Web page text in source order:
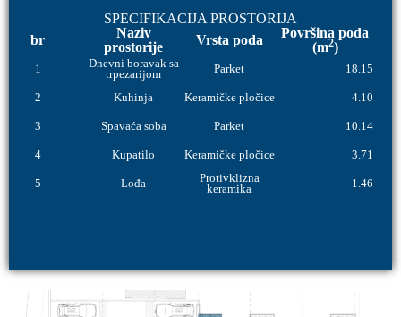
SPECIFIKACIJA PROSTORIJA
br
Naziv
prostorije
Vrsta poda
Površina poda
(m2)
1
Dnevni boravak sa
trpezarijom
Parket 18.15
2 Kuhinja Keramičke pločice 4.10
3 Spavaća soba Parket 10.14
4 Kupatilo Keramičke pločice 3.71
5 Lođa
Protivklizna
keramika
1.46